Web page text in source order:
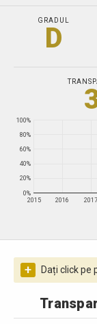
GRADUL
D
2015 2016 2017
0%
20%
40%
60%
80%
100%
+ Dați click